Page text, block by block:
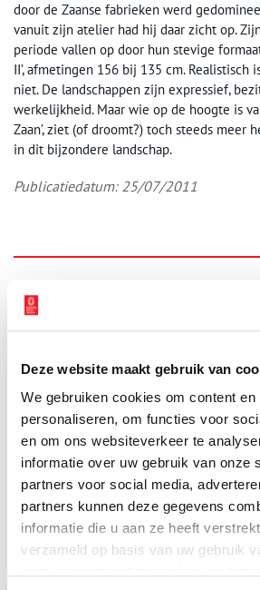
Deze website maakt gebruik van
We gebruiken cookies om content
personaliseren, om functies voor
en om ons websiteverkeer te
informatie over uw gebruik van onze
partners voor social media,
partners kunnen deze gegevens
informatie die u aan ze heeft
verzameld op basis van uw gebruik
door de Zaanse fabrieken werd
vanuit zijn atelier had hij daar zicht op.
periode vallen op door hun stevige
II’, afmetingen 156 bij 135 cm. Realistisch
niet. De landschappen zijn expressief,
werkelijkheid. Maar wie op de hoogte is
Zaan’, ziet (of droomt?) toch steeds meer
in dit bijzondere landschap.
Publicatiedatum: 25/07/2011
Ontvang de nieuwsbrief
Wilt u op de hoogte blijven van de
wekelijkse nieuwsbrief!
Bij inschrijving gaat u akkoord met ons
Aanvullingen
Vul deze informatie aan of geef een